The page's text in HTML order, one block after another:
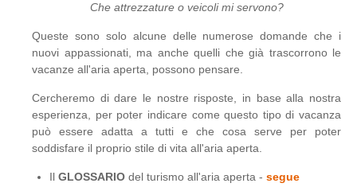
Che attrezzature o veicoli mi servono?
Queste sono solo alcune delle numerose domande che i
nuovi appassionati, ma anche quelli che già trascorrono le
vacanze all'aria aperta, possono pensare.
Cercheremo di dare le nostre risposte, in base alla nostra
esperienza, per poter indicare come questo tipo di vacanza
può essere adatta a tutti e che cosa serve per poter
soddisfare il proprio stile di vita all'aria aperta.
IlGLOSSARIO del turismo all'aria aperta -segue